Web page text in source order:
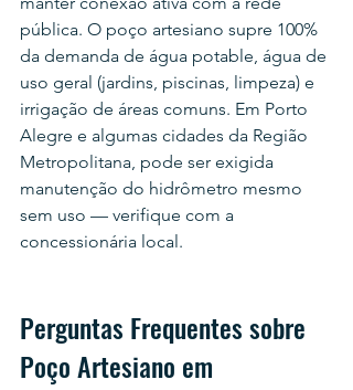
pública. O poço artesiano supre 100%
da demanda de água potable, água de
uso geral (jardins, piscinas, limpeza) e
irrigação de áreas comuns. Em Porto
Alegre e algumas cidades da Região
Metropolitana, pode ser exigida
manutenção do hidrômetro mesmo
sem uso — verifique com a
concessionária local.
Perguntas Frequentes sobre
Poço Artesiano em